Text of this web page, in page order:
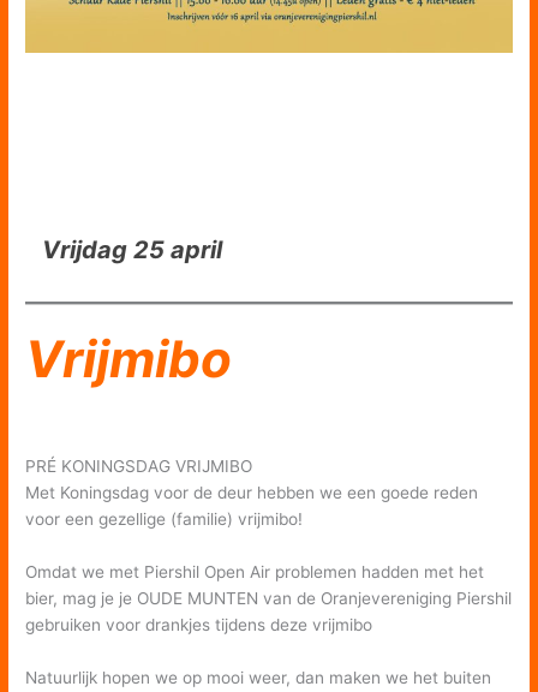
Vrijdag 25 april
Vrijmibo
PRÉ KONINGSDAG VRIJMIBO
Met Koningsdag voor de deur hebben we een goede reden
voor een gezellige (familie) vrijmibo!
Omdat we met Piershil Open Air problemen hadden met het
bier, mag je je OUDE MUNTEN van de Oranjevereniging Piershil
gebruiken voor drankjes tijdens deze vrijmibo
Natuurlijk hopen we op mooi weer, dan maken we het buiten